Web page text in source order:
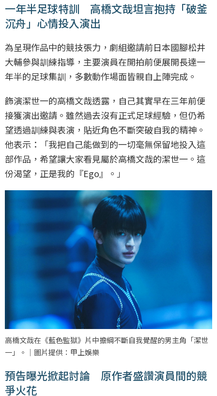
一年半足球特訓 高橋文哉坦言抱持「破釜
沉舟」心情投入演出
為呈現作品中的競技張力，劇組邀請前日本國腳松井
大輔參與訓練指導，主要演員在開拍前便展開長達一
年半的足球集訓，多數動作場面皆親自上陣完成。
飾演潔世一的高橋文哉透露，自己其實早在三年前便
接獲演出邀請。雖然過去沒有正式足球經驗，但仍希
望透過訓練與表演，貼近角色不斷突破自我的精神。
他表示：「我把自己能做到的一切毫無保留地投入這
部作品，希望讓大家看見屬於高橋文哉的潔世一。這
份渴望，正是我的『Ego』。」
高橋文哉在《藍色監獄》片中擔綱不斷自我覺醒的男主角「潔世
一」。｜圖片提供：甲上娛樂
預告曝光掀起討論 原作者盛讚演員間的競
爭火花